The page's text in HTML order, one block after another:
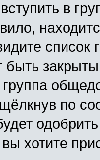
в
список
быть
по
хотите